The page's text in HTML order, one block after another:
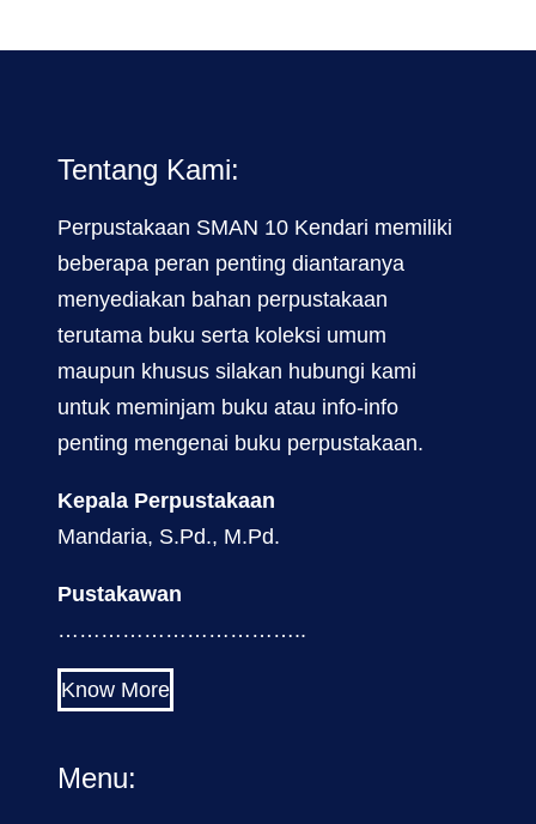
Tentang Kami:
Perpustakaan SMAN 10 Kendari memiliki
beberapa peran penting diantaranya
menyediakan bahan perpustakaan
terutama buku serta koleksi umum
maupun khusus silakan hubungi kami
untuk meminjam buku atau info-info
penting mengenai buku perpustakaan.
Kepala Perpustakaan
Mandaria, S.Pd., M.Pd.
Pustakawan
……………………………..
Know More
Menu: